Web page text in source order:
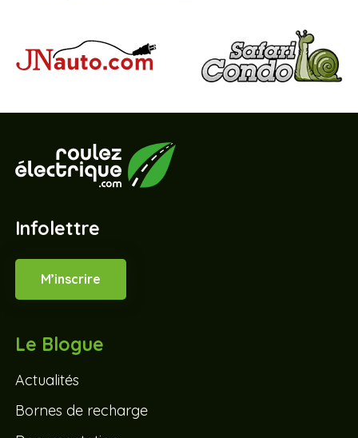
Infolettre
M’inscrire
Le Blogue
Actualités
Bornes de recharge